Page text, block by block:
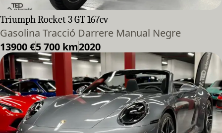
Triumph Rocket 3 GT 167cv
Gasolina Tracció Darrere Manual Negre
13900 €5 700 km2020